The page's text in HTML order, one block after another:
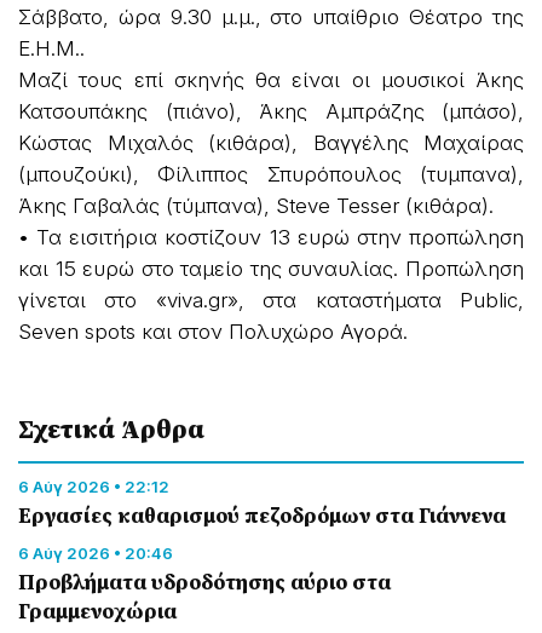
Σάββατο, ώρα 9.30 μ.μ., στο υπαίθριο Θέατρο της
Ε.Η.Μ..
Μαζί τους επί σκηνής θα είναι οι μουσικοί Άκης
Κατσουπάκης (πιάνο), Άκης Αμπράζης (μπάσο),
Κώστας Μιχαλός (κιθάρα), Βαγγέλης Μαχαίρας
(μπουζούκι), Φίλιππος Σπυρόπουλος (τυμπανα),
Άκης Γαβαλάς (τύμπανα), Steve Tesser (κιθάρα).
• Τα εισιτήρια κοστίζουν 13 ευρώ στην προπώληση
και 15 ευρώ στο ταμείο της συναυλίας. Προπώληση
γίνεται στο «viva.gr», στα καταστήματα Public,
Seven spots και στον Πολυχώρο Αγορά.
Σχετικά Άρθρα
6 Αύγ 2026 • 22:12
Εργασίες καθαρισμού πεζοδρόμων στα Γιάννενα
6 Αύγ 2026 • 20:46
Προβλήματα υδροδότησης αύριο στα
Γραμμενοχώρια